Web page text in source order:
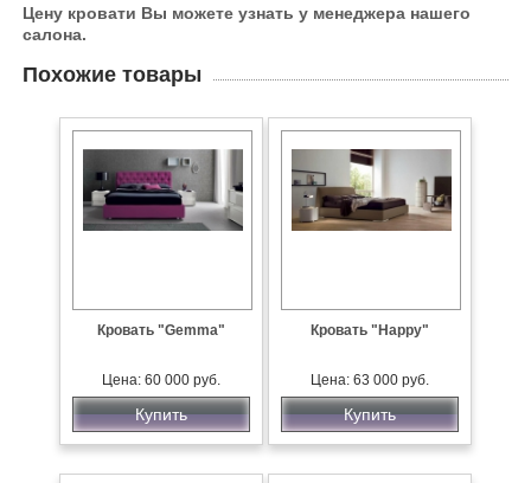
Цену кровати Вы можете узнать у менеджера нашего
салона.
Похожие товары
Кровать "Gemma"
Цена: 60 000 руб.
Купить
Кровать "Happy"
Цена: 63 000 руб.
Купить